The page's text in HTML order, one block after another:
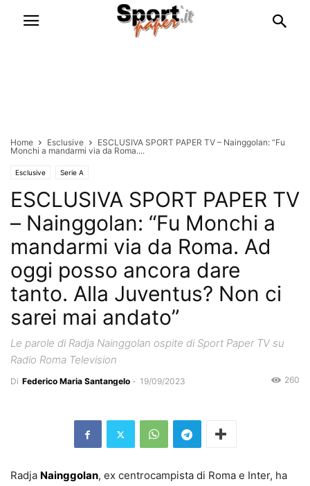
Home Esclusive
ESCLUSIVA SPORT PAPER TV – Nainggolan: “Fu
Monchi a mandarmi via da Roma....
Esclusive Serie A
ESCLUSIVA SPORT PAPER TV
– Nainggolan: “Fu Monchi a
mandarmi via da Roma. Ad
oggi posso ancora dare
tanto. Alla Juventus? Non ci
sarei mai andato”
Le parole di Radja Nainggolan ospite di Sport Paper TV su
Radio Roma Television
Di Federico Maria Santangelo - 19/09/2023 260
Radja Nainggolan, ex centrocampista di Roma e Inter, ha